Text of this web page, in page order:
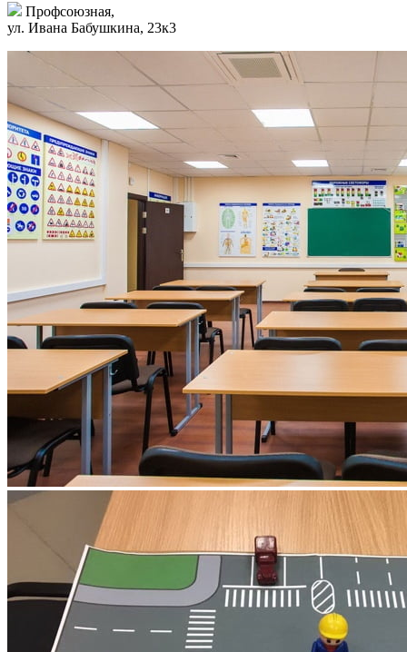
Профсоюзная,
ул. Ивана Бабушкина, 23к3